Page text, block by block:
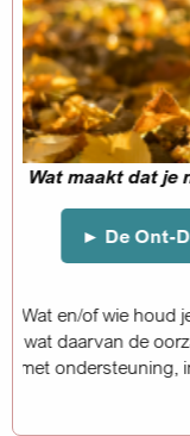
zou willen?
en vraag je af
ontdekken,
► Vr-zo 04-06